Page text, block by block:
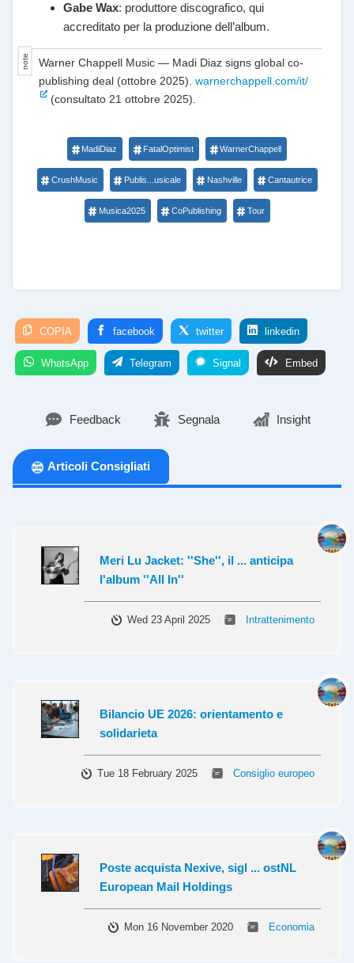
Gabe Wax: produttore discografico, qui
accreditato per la produzione dell’album.
Warner Chappell Music — Madi Diaz signs global co-
publishing deal (ottobre 2025). warnerchappell.com/it/
(consultato 21 ottobre 2025).
MadiDiaz FatalOptimist WarnerChappell
CrushMusic Publis...usicale Nashville Cantautrice
Musica2025 CoPublishing Tour
COPIA facebook twitter linkedin
WhatsApp Telegram Signal Embed
Feedback Segnala Insight
Articoli Consigliati
Meri Lu Jacket: ''She'', il ... anticipa
l'album ''All In''
Wed 23 April 2025 Intrattenimento
Bilancio UE 2026: orientamento e
solidarieta
Tue 18 February 2025 Consiglio europeo
Poste acquista Nexive, sigl ... ostNL
European Mail Holdings
Mon 16 November 2020 Economia